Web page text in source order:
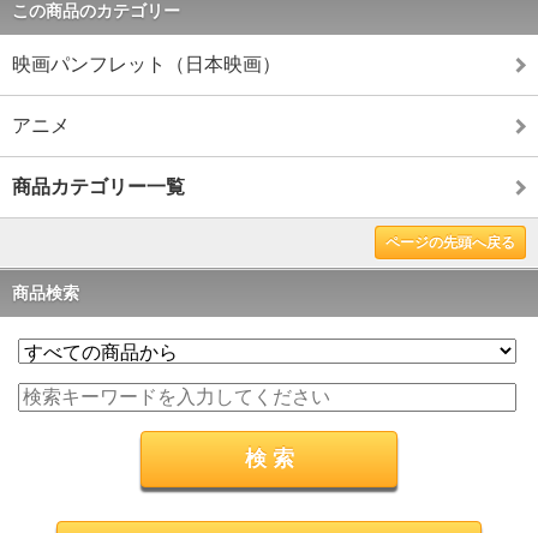
この商品のカテゴリー
映画パンフレット（日本映画）
アニメ
商品カテゴリー一覧
ページの先頭へ戻る
商品検索